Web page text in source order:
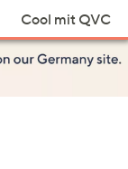
Cool mit QVC